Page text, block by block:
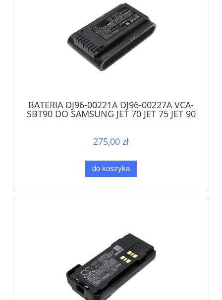
BATERIA DJ96-00221A DJ96-00227A VCA-
SBT90 DO SAMSUNG JET 70 JET 75 JET 90
275,00 zł
do koszyka